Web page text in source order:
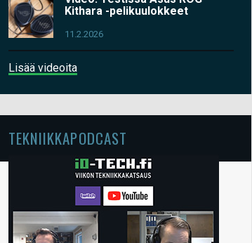
Kithara -pelikuulokkeet
11.2.2026
Lisää videoita
TEKNIIKKAPODCAST